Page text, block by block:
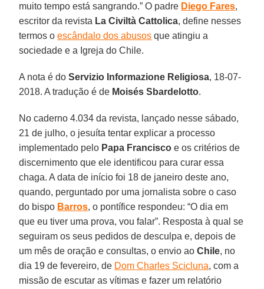
muito tempo está sangrando.” O padre Diego Fares,
escritor da revista La Civiltà Cattolica, define nesses
termos oescândalo dos abusos que atingiu a
sociedade e a Igreja do Chile.
A nota é doServizio Informazione Religiosa, 18-07-
2018. A tradução é de Moisés Sbardelotto.
No caderno 4.034 da revista, lançado nesse sábado,
21 de julho, o jesuíta tentar explicar a processo
implementado pelo Papa Francisco e os critérios de
discernimento que ele identificou para curar essa
chaga. A data de início foi 18 de janeiro deste ano,
quando, perguntado por uma jornalista sobre o caso
do bispo Barros, o pontífice respondeu: “O dia em
que eu tiver uma prova, vou falar”. Resposta à qual se
seguiram os seus pedidos de desculpa e, depois de
um mês de oração e consultas, o envio aoChile, no
dia 19 de fevereiro, de Dom Charles Scicluna, com a
missão de escutar as vítimas e fazer um relatório